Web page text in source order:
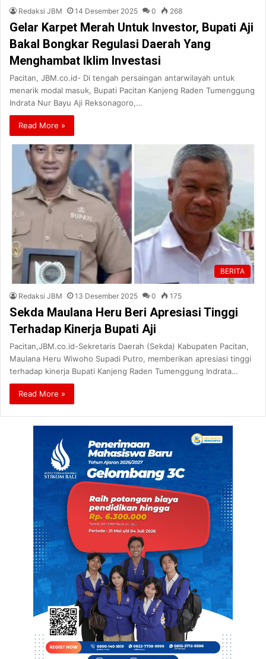
Redaksi JBM 14 Desember 2025 0 268
Gelar Karpet Merah Untuk Investor, Bupati Aji
Bakal Bongkar Regulasi Daerah Yang
Menghambat Iklim Investasi
Pacitan, JBM.co.id- Di tengah persaingan antarwilayah untuk
menarik modal masuk, Bupati Pacitan Kanjeng Raden Tumenggung
Indrata Nur Bayu Aji Reksonagoro,…
Read More »
BERITA
Redaksi JBM 13 Desember 2025 0 175
Sekda Maulana Heru Beri Apresiasi Tinggi
Terhadap Kinerja Bupati Aji
Pacitan,JBM.co.id-Sekretaris Daerah (Sekda) Kabupaten Pacitan,
Maulana Heru Wiwoho Supadi Putro, memberikan apresiasi tinggi
terhadap kinerja Bupati Kanjeng Raden Tumenggung Indrata…
Read More »